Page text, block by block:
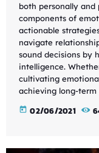
both personally and
components of
actionable
navigate
sound decisions by
intelligence.
cultivating
achieving long-term
today 02/06/2021